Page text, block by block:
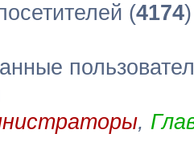
(4174
,